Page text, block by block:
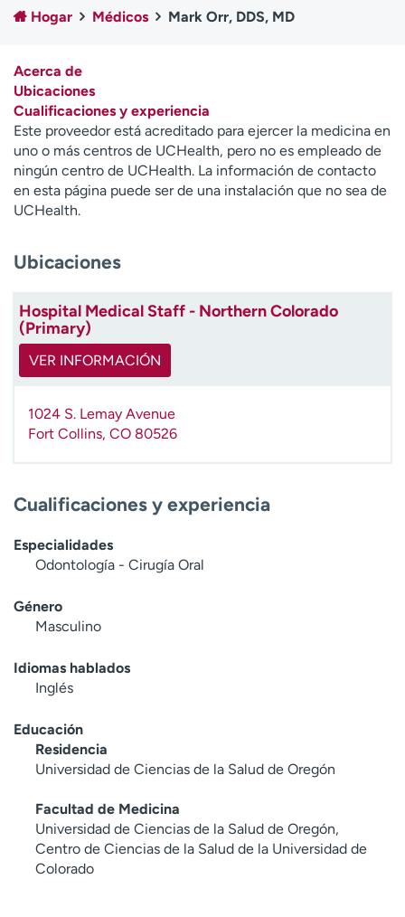
Atención a medios de
comunicación
Contáctenos Noticias e historias
A
y
ú
d
m
e
n
o
Hogar Médicos Mark Orr, DDS, MD
Acerca de
Ubicaciones
Cualificaciones y experiencia
Este proveedor está acreditado para ejercer la medicina en
uno o más centros de UCHealth, pero no es empleado de
ningún centro de UCHealth. La información de contacto
en esta página puede ser de una instalación que no sea de
UCHealth.
Ubicaciones
Hospital Medical Staff - Northern Colorado
(Primary)
VER INFORMACIÓN
1024 S. Lemay Avenue
Fort Collins, CO 80526
Cualificaciones y experiencia
Especialidades
Odontología - Cirugía Oral
Género
Masculino
Idiomas hablados
Inglés
Educación
Residencia
Universidad de Ciencias de la Salud de Oregón
Facultad de Medicina
Universidad de Ciencias de la Salud de Oregón,
Centro de Ciencias de la Salud de la Universidad de
Colorado